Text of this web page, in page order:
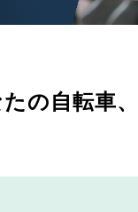
の自転車、